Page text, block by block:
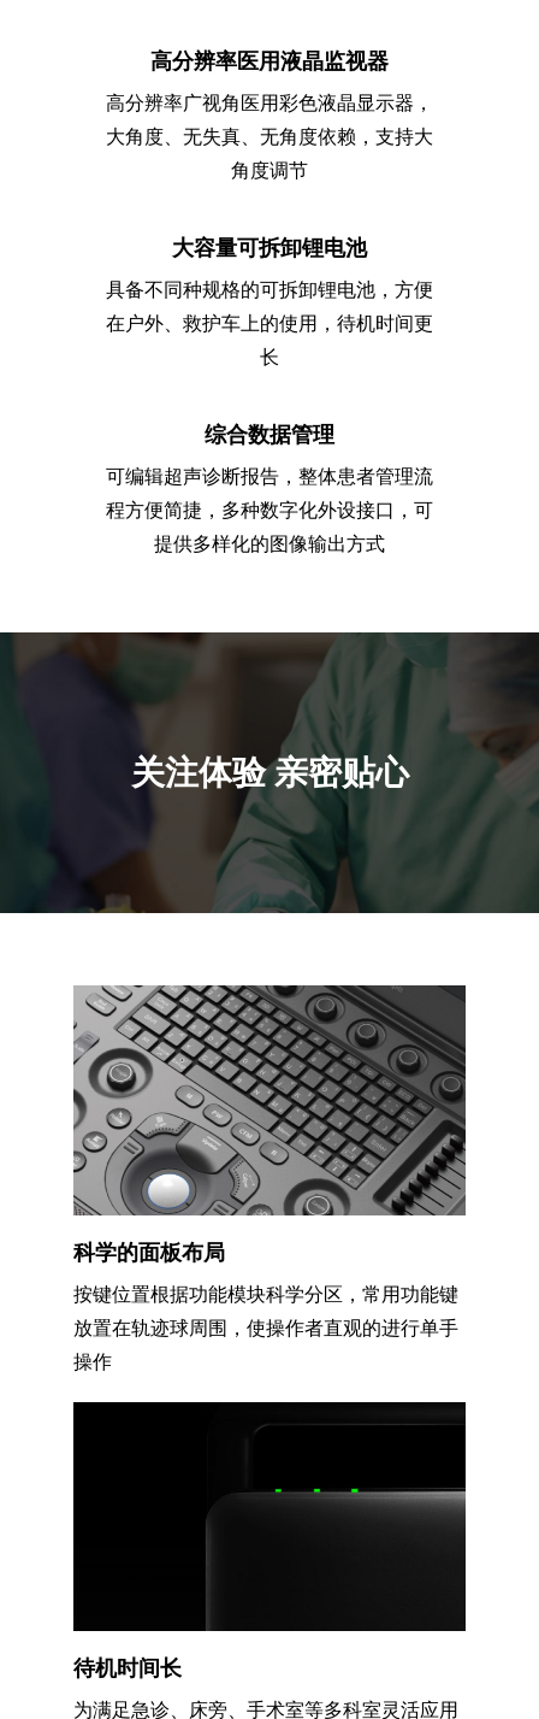
高分辨率医用液晶监视器
高分辨率广视角医用彩色液晶显示器，
大角度、无失真、无角度依赖，支持大
角度调节
大容量可拆卸锂电池
具备不同种规格的可拆卸锂电池，方便
在户外、救护车上的使用，待机时间更
长
综合数据管理
可编辑超声诊断报告，整体患者管理流
程方便简捷，多种数字化外设接口，可
提供多样化的图像输出方式
关注体验 亲密贴心
科学的面板布局
按键位置根据功能模块科学分区，常用功能键
放置在轨迹球周围，使操作者直观的进行单手
操作
待机时间长
为满足急诊、床旁、手术室等多科室灵活应用